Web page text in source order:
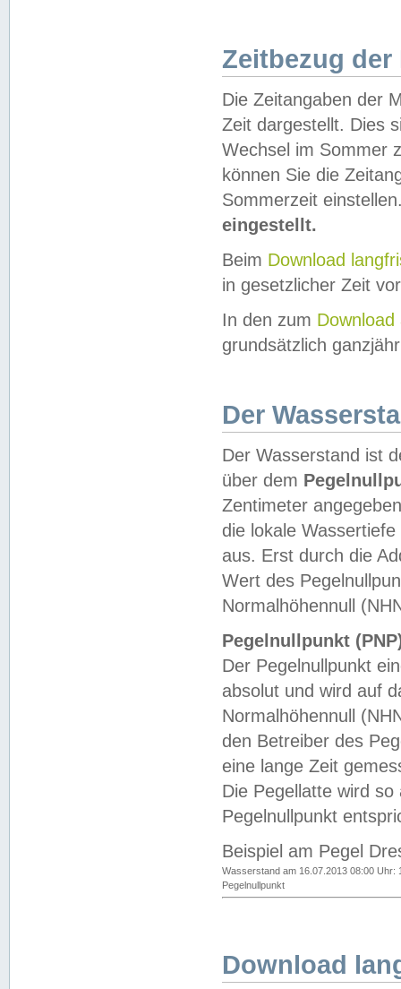
Zeitbezug der
Die Zeitangaben der
Zeit dargestellt. Dies
Wechsel im Sommer
können Sie die
Sommerzeit
eingestellt.
Beim Download
in gesetzlicher Zeit
In den zum Download
grundsätzlich
Der
Der Wasserstand ist
über dem
Zentimeter
die lokale
aus. Erst durch die
Wert des
Normalhöhennull
Pegelnullpunkt
Der Pegelnullpunkt
absolut und wird auf
Normalhöhennull
den Betreiber des
eine lange Zeit
Die Pegellatte wird
Pegelnullpunkt
Beispiel am Pegel
Wasserstand am 16.07.2013 08:00 Uhr:
Pegelnullpunkt
Download